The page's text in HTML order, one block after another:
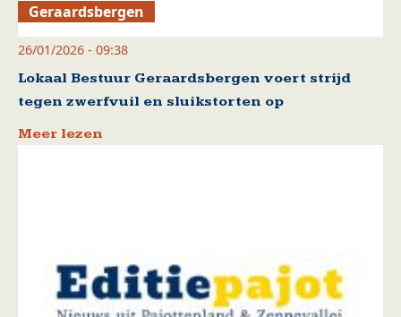
Geraardsbergen
26/01/2026 - 09:38
Lokaal Bestuur Geraardsbergen voert strijd
tegen zwerfvuil en sluikstorten op
Meer lezen